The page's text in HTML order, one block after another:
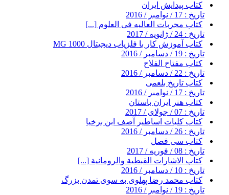
کتاب پیدایش ایران
تاریخ : 17 / نوامبر / 2016
کتاب مجربات العالیه فی العلوم [...]
تاریخ : 24 / ژانویه / 2017
کتاب آموزش کار با فلزیاب دیجیتال MG 1000
تاریخ : 19 / دسامبر / 2016
کتاب مفتاح الفلاح
تاریخ : 22 / دسامبر / 2016
کتاب تاریخ بلعمی
تاریخ : 17 / نوامبر / 2016
کتاب هنر ایران باستان
تاریخ : 07 / جولای / 2017
کتاب کلیات اساطیر آصف ابن برخیا
تاریخ : 26 / دسامبر / 2016
کتاب سی فصل
تاریخ : 08 / فوریه / 2017
کتاب الاشارات القبطية والرومانية [...]
تاریخ : 10 / دسامبر / 2016
کتاب محمد رضا پهلوی به سوی تمدن بزرگ
تاریخ : 19 / نوامبر / 2016